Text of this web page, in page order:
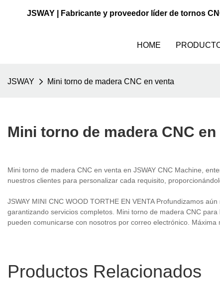
JSWAY | Fabricante y proveedor líder de tornos
HOME
JSWAY Mini torno de madera CNC en venta
Mini torno de madera CNC
Mini torno de madera CNC en venta en JSWAY CNC Machine,
nuestros clientes para personalizar cada requisito,
JSWAY MINI CNC WOOD TORTHE EN VENTA Profundizamos
garantizando servicios completos. Mini torno de madera CNC
pueden comunicarse con nosotros por correo electrónico.
Productos Relacionados